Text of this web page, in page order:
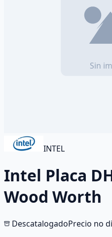
INTEL
Intel Placa
Wood Worth
DescatalogadoPrecio no